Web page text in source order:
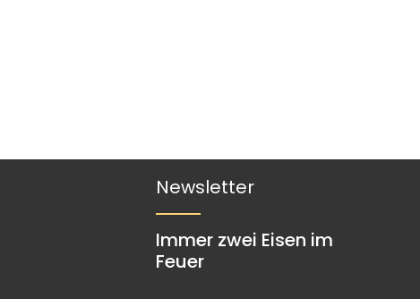
Newsletter
Immer zwei Eisen im
Feuer